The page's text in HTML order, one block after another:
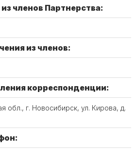
членов Партнерства:
из членов:
корреспонденции:
обл., г. Новосибирск, ул. Кирова, д.